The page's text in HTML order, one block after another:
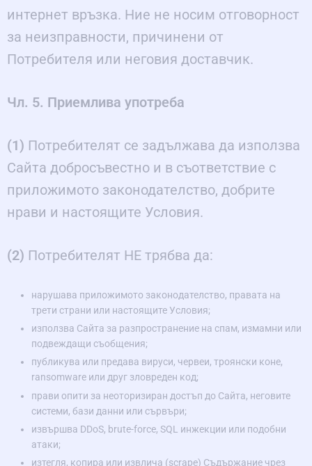
интернет връзка. Ние не носим отговорност
за неизправности, причинени от
Потребителя или неговия доставчик.
Чл. 5. Приемлива употреба
(1) Потребителят се задължава да използва
Сайта добросъвестно и в съответствие с
приложимото законодателство, добрите
нрави и настоящите Условия.
(2) Потребителят НЕ трябва да:
нарушава приложимото законодателство, правата на
трети страни или настоящите Условия;
използва Сайта за разпространение на спам, измамни или
подвеждащи съобщения;
публикува или предава вируси, червеи, троянски коне,
ransomware или друг зловреден код;
прави опити за неоторизиран достъп до Сайта, неговите
системи, бази данни или сървъри;
извършва DDoS, brute-force, SQL инжекции или подобни
атаки;
изтегля, копира или извлича (scrape) Съдържание чрез